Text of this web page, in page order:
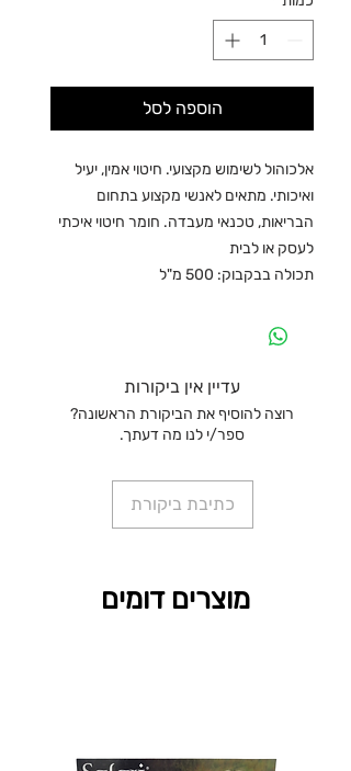
הוספה לסל
אלכוהול לשימוש מקצועי. חיטוי אמין, יעיל
ואיכותי. מתאים לאנשי מקצוע בתחום
הבריאות, טכנאי מעבדה. חומר חיטוי איכתי
לעסק או לבית
תכולה בבקבוק: 500 מ"ל
עדיין אין ביקורות
רוצה להוסיף את הביקורת הראשונה?
ספר/י לנו מה דעתך.
כתיבת ביקורת
מוצרים דומים